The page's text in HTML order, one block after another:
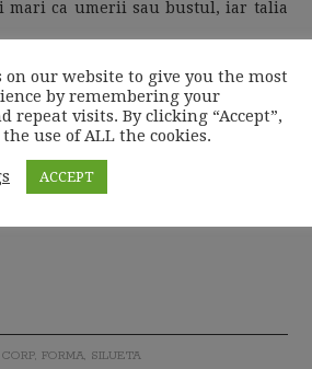
mari ca umerii sau bustul, iar talia
avem o silueta diamant?
si rochii purtate cu centuri in talie.
sau umeri bufanti.
la culoare si fustele drepte de
frumos silueta diamant.
ce trucuri folositi pentru a arata
CORP, FORMA, SILUETA
on our website to give you the most
by remembering your
repeat visits. By clicking “Accept”,
use of ALL the cookies.
ACCEPT